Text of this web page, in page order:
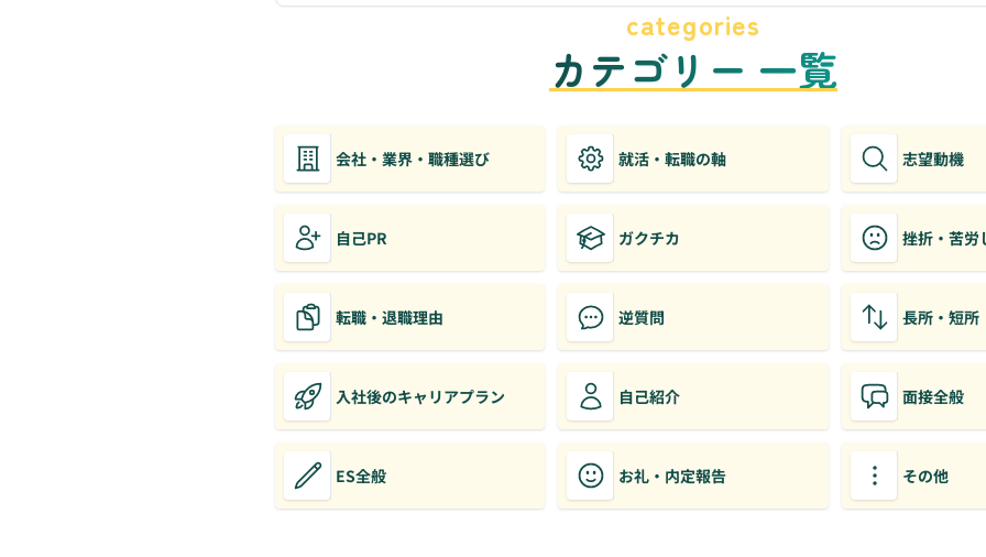
categories
カテゴリー 一覧
会社・業界・職種選び 就活・転職の軸 志望動機
自己PR ガクチカ 挫折・苦労
転職・退職理由 逆質問 長所・短所
入社後のキャリアプラン 自己紹介 面接全般
ES全般 お礼・内定報告 その他